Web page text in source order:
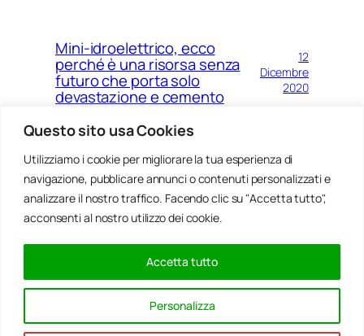
Questo sito usa Cookies
Utilizziamo i cookie per migliorare la tua esperienza di
navigazione, pubblicare annunci o contenuti personalizzati e
analizzare il nostro traffico. Facendo clic su "Accetta tutto",
acconsenti al nostro utilizzo dei cookie.
Personalizza
Accetta tutto
Mini-idroelettrico, ecco
perché è una risorsa senza
futuro che porta solo
devastazione e cemento
12
Dicembre
2020
Covid e disagio sociale, le zone
rosse sono sempre le stesse
Ottobre
2020
Pagina precedente
1…56789…2.050
Pagina successiva